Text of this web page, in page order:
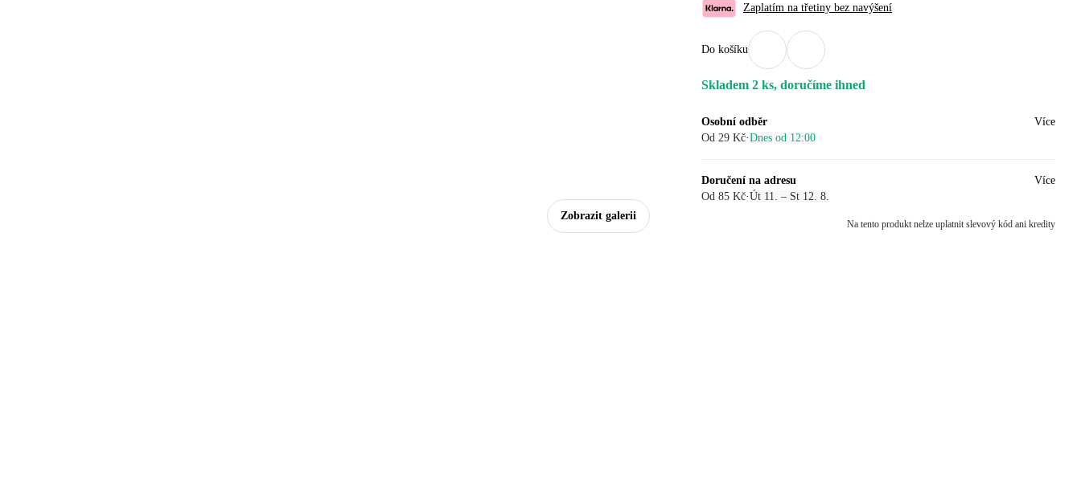
Zobrazit galerii
Zaplatím na třetiny bez navýšení
Do košíku
Skladem 2 ks, doručíme ihned
Osobní odběr
Od 29 Kč·Dnes od 12:00
Více
Doručení na adresu
Od 85 Kč·Út 11. – St 12. 8.
Více
Na tento produkt nelze uplatnit slevový kód ani kredity